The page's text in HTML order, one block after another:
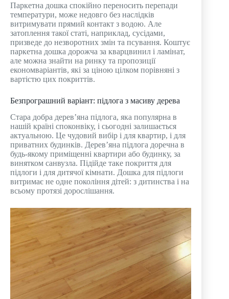
Паркетна дошка спокійно переносить перепади
температури, може недовго без наслідків
витримувати прямий контакт з водою. Але
затоплення такої статі, наприклад, сусідами,
призведе до незворотних змін та псування. Коштує
паркетна дошка дорожча за кварцвинил і ламінат,
але можна знайти на ринку та пропозиції
економваріантів, які за ціною цілком порівняні з
вартістю цих покриттів.
Безпрограшний варіант: підлога з масиву дерева
Стара добра дерев’яна підлога, яка популярна в
нашій країні споконвіку, і сьогодні залишається
актуальною. Це чудовий вибір і для квартир, і для
приватних будинків. Дерев’яна підлога доречна в
будь-якому приміщенні квартири або будинку, за
винятком санвузла. Підійде таке покриття для
підлоги і для дитячої кімнати. Дошка для підлоги
витримає не одне покоління дітей: з дитинства і на
всьому протязі дорослішання.